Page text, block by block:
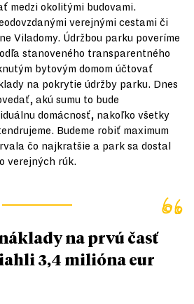
medzi okolitými budovami.
verejnými cestami či
Viladomy. Údržbou parku poveríme
stanoveného transparentného
bytovým domom účtovať
na pokrytie údržby parku. Dnes
akú sumu to bude
domácnosť, nakoľko všetky
Budeme robiť maximum
čo najkratšie a park sa dostal
verejných rúk.
na prvú časť
3,4 milióna eur